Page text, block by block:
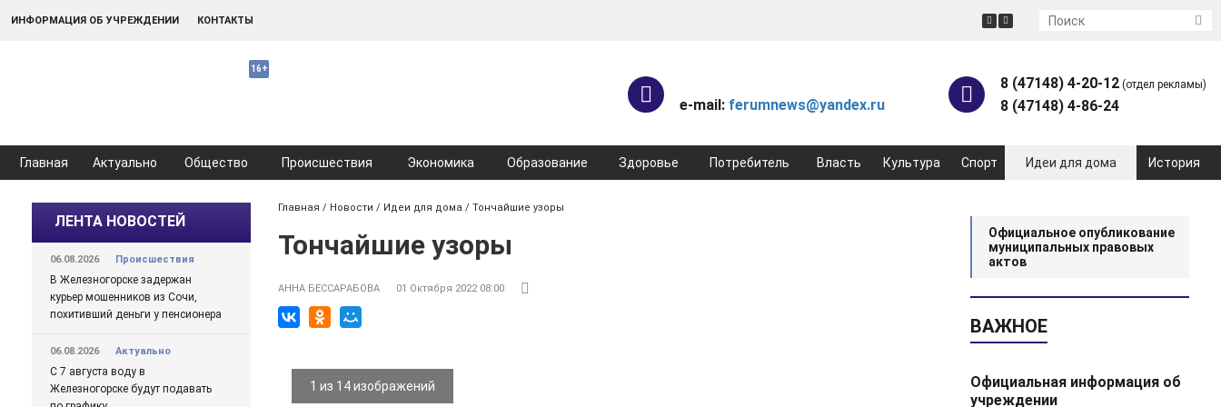
ИНФОРМАЦИЯ ОБ УЧРЕЖДЕНИИ КОНТАКТЫ
e-mail: ferumnews@yandex.ru
8 (47148) 4-20-12 (отдел рекламы)
8 (47148) 4-86-24
Главная Актуально Общество Происшествия Экономика Образование Здоровье Потребитель Власть Культура Спорт Идеи для дома История
ЛЕНТА НОВОСТЕЙ
06.08.2026 Происшествия
В Железногорске задержан
курьер мошенников из Сочи,
похитивший деньги у пенсионера
06.08.2026 Актуально
С 7 августа воду в
Железногорске будут подавать
Главная / Новости / Идеи для дома / Тончайшие узоры
Тончайшие узоры
АННА БЕССАРАБОВА 01 Октября 2022 08:00
1 из 14 изображений
Официальное опубликование
муниципальных правовых
актов
ВАЖНОЕ
Официальная информация об
учреждении